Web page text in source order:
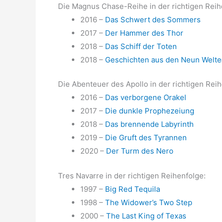
Die Magnus Chase-Reihe in der richtigen
2016 – Das Schwert des Sommers
2017 – Der Hammer des Thor
2018 – Das Schiff der Toten
2018 – Geschichten aus den Neun
Die Abenteuer des Apollo in der richtigen
2016 – Das verborgene Orakel
2017 – Die dunkle Prophezeiung
2018 – Das brennende Labyrinth
2019 – Die Gruft des Tyrannen
2020 – Der Turm des Nero
Tres Navarre in der richtigen Reihenfolge:
1997 – Big Red Tequila
1998 – The Widower’s Two Step
2000 – The Last King of Texas